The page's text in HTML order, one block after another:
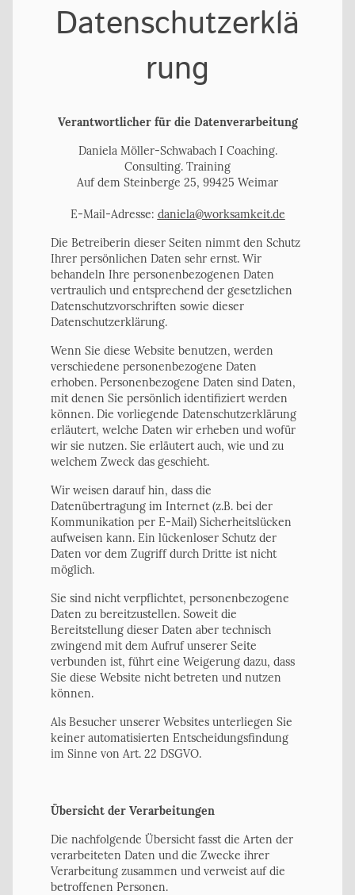
Datenschutzerklä
rung
Verantwortlicher für die Datenverarbeitung
Daniela Möller-Schwabach I Coaching.
Consulting. Training
Auf dem Steinberge 25, 99425 Weimar
E-Mail-Adresse: daniela@worksamkeit.de
Die Betreiberin dieser Seiten nimmt den Schutz
Ihrer persönlichen Daten sehr ernst. Wir
behandeln Ihre personenbezogenen Daten
vertraulich und entsprechend der gesetzlichen
Datenschutzvorschriften sowie dieser
Datenschutzerklärung.
Wenn Sie diese Website benutzen, werden
verschiedene personenbezogene Daten
erhoben. Personenbezogene Daten sind Daten,
mit denen Sie persönlich identifiziert werden
können. Die vorliegende Datenschutzerklärung
erläutert, welche Daten wir erheben und wofür
wir sie nutzen. Sie erläutert auch, wie und zu
welchem Zweck das geschieht.
Wir weisen darauf hin, dass die
Datenübertragung im Internet (z.B. bei der
Kommunikation per E-Mail) Sicherheitslücken
aufweisen kann. Ein lückenloser Schutz der
Daten vor dem Zugriff durch Dritte ist nicht
möglich.
Sie sind nicht verpflichtet, personenbezogene
Daten zu bereitzustellen. Soweit die
Bereitstellung dieser Daten aber technisch
zwingend mit dem Aufruf unserer Seite
verbunden ist, führt eine Weigerung dazu, dass
Sie diese Website nicht betreten und nutzen
können.
Als Besucher unserer Websites unterliegen Sie
keiner automatisierten Entscheidungsfindung
im Sinne von Art. 22 DSGVO.
Übersicht der Verarbeitungen
Die nachfolgende Übersicht fasst die Arten der
verarbeiteten Daten und die Zwecke ihrer
Verarbeitung zusammen und verweist auf die
betroffenen Personen.